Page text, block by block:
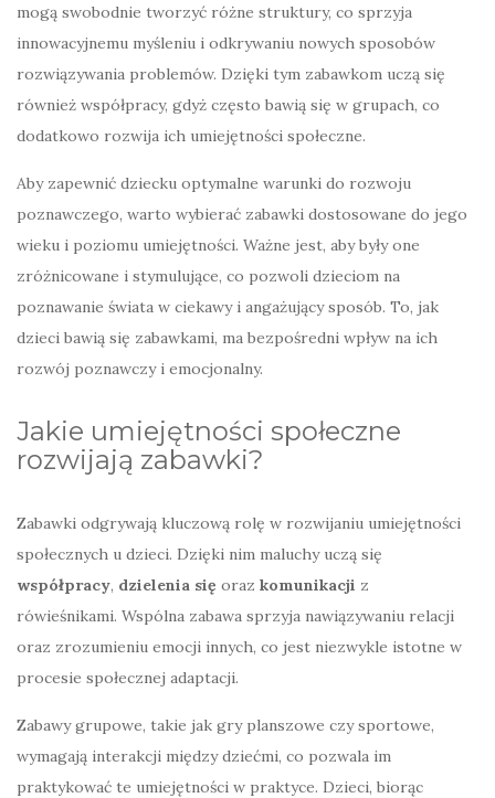
mogą swobodnie tworzyć różne struktury, co sprzyja
innowacyjnemu myśleniu i odkrywaniu nowych sposobów
rozwiązywania problemów. Dzięki tym zabawkom uczą się
również współpracy, gdyż często bawią się w grupach, co
dodatkowo rozwija ich umiejętności społeczne.
Aby zapewnić dziecku optymalne warunki do rozwoju
poznawczego, warto wybierać zabawki dostosowane do jego
wieku i poziomu umiejętności. Ważne jest, aby były one
zróżnicowane i stymulujące, co pozwoli dzieciom na
poznawanie świata w ciekawy i angażujący sposób. To, jak
dzieci bawią się zabawkami, ma bezpośredni wpływ na ich
rozwój poznawczy i emocjonalny.
Jakie umiejętności społeczne
rozwijają zabawki?
Zabawki odgrywają kluczową rolę w rozwijaniu umiejętności
społecznych u dzieci. Dzięki nim maluchy uczą się
współpracy, dzielenia się oraz komunikacji z
rówieśnikami. Wspólna zabawa sprzyja nawiązywaniu relacji
oraz zrozumieniu emocji innych, co jest niezwykle istotne w
procesie społecznej adaptacji.
Zabawy grupowe, takie jak gry planszowe czy sportowe,
wymagają interakcji między dziećmi, co pozwala im
praktykować te umiejętności w praktyce. Dzieci, biorąc